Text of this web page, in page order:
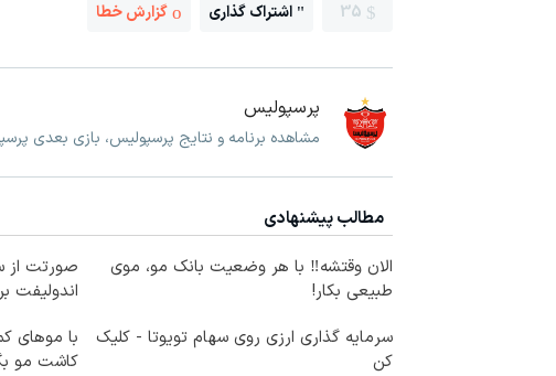
35 اشتراک گذاری گزارش خطا
پرسپولیس
مشاهده برنامه و نتایج پرسپولیس، بازی بعدی
مطالب پیشنهادی
الان وقتشه‼️ با هر وضعیت بانک مو، موی
طبیعی بکار!
صورتت از
اندولیفت
سرمایه گذاری ارزی روی سهام تویوتا - کلیک
کن
با موهای
کاشت مو